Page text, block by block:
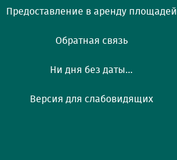
Предоставление в аренду площадей
Обратная связь
Ни дня без даты...
Версия для слабовидящих